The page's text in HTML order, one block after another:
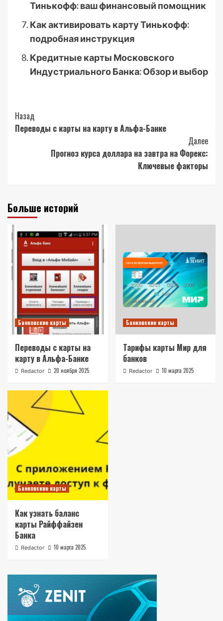
Тинькофф: ваш финансовый помощник
Как активировать карту Тинькофф:
подробная инструкция
Кредитные карты Московского
Индустриального Банка: Обзор и выбор
Post
Navigation
Назад
Переводы с карты на карту в Альфа-Банке
Далее
Прогноз курса доллара на завтра на Форекс:
Ключевые факторы
Больше историй
Банковские карты
Переводы с карты на
карту в Альфа-Банке
Redactor 20 ноября 2025
Банковские карты
Тарифы карты Мир для
банков
Redactor 10 марта 2025
Банковские карты
Как узнать баланс
карты Райффайзен
Банка
Redactor 10 марта 2025